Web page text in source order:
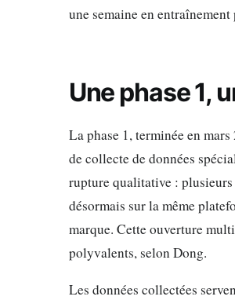
une semaine en
Une phase 1,
La phase 1, terminée en
de collecte de données
rupture qualitative : plusieurs
désormais sur la même
marque. Cette ouverture
polyvalents, selon Dong.
Les données collectées